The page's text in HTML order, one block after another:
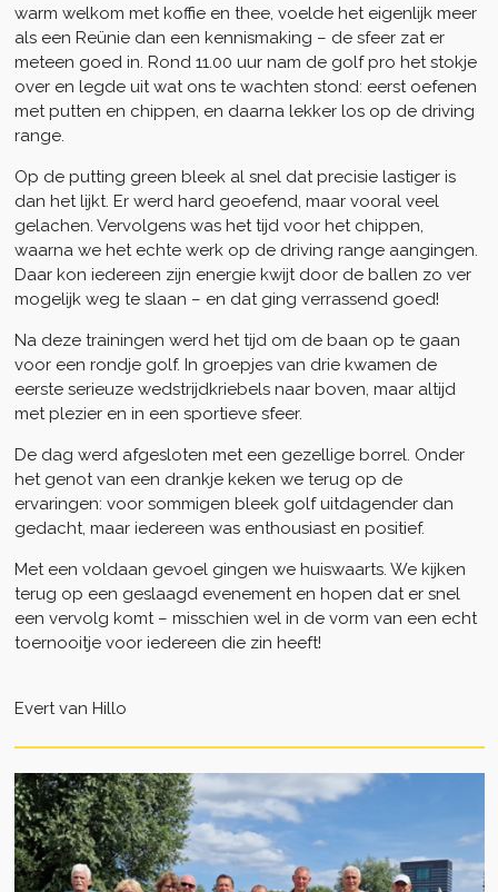
warm welkom met koffie en thee, voelde het eigenlijk meer
als een Reünie dan een kennismaking – de sfeer zat er
meteen goed in. Rond 11.00 uur nam de golf pro het stokje
over en legde uit wat ons te wachten stond: eerst oefenen
met putten en chippen, en daarna lekker los op de driving
range.
Op de putting green bleek al snel dat precisie lastiger is
dan het lijkt. Er werd hard geoefend, maar vooral veel
gelachen. Vervolgens was het tijd voor het chippen,
waarna we het echte werk op de driving range aangingen.
Daar kon iedereen zijn energie kwijt door de ballen zo ver
mogelijk weg te slaan – en dat ging verrassend goed!
Na deze trainingen werd het tijd om de baan op te gaan
voor een rondje golf. In groepjes van drie kwamen de
eerste serieuze wedstrijdkriebels naar boven, maar altijd
met plezier en in een sportieve sfeer.
De dag werd afgesloten met een gezellige borrel. Onder
het genot van een drankje keken we terug op de
ervaringen: voor sommigen bleek golf uitdagender dan
gedacht, maar iedereen was enthousiast en positief.
Met een voldaan gevoel gingen we huiswaarts. We kijken
terug op een geslaagd evenement en hopen dat er snel
een vervolg komt – misschien wel in de vorm van een echt
toernooitje voor iedereen die zin heeft!
Evert van Hillo